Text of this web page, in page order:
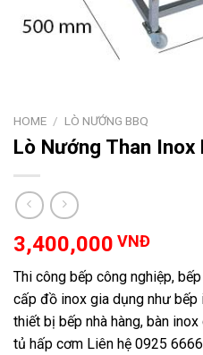
HOME / LÒ NƯỚNG BBQ
Lò Nướng Than
3,400,000 VNĐ
Thi công bếp công nghiệp,
cấp đồ inox gia dụng như bếp
thiết bị bếp nhà hàng, bàn
tủ hấp cơm Liên hệ 0925